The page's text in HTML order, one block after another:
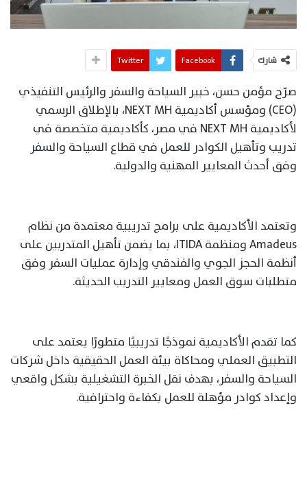
شارك Facebook
Twitter
صرّح مؤمن حسن، خبير السياحة والسفر والرئيس التنفيذي
(CEO) ومؤسس أكاديمية NEXT MH، بالإطلاق الرسمي
لأكاديمية NEXT MH في مصر، كأكاديمية متخصصة في
تدريب وتأهيل الكوادر للعمل في قطاع السياحة والسفر
وفق أحدث المعايير المهنية والدولية.
وتعتمد الأكاديمية على برامج تدريبية معتمدة من نظام
Amadeus ومنظمة ITIDA، بما يضمن تأهيل المتدربين على
أنظمة الحجز الجوي والفندقي وإدارة عمليات السفر وفق
متطلبات سوق العمل ومعايير التدريب الحديثة.
كما تقدم الأكاديمية نموذجًا تدريبيًا متطورًا يعتمد على
التطبيق العملي ومحاكاة بيئة العمل الحقيقية داخل شركات
السياحة والسفر، بهدف نقل الخبرة التشغيلية بشكل واقعي
وإعداد كوادر مؤهلة للعمل بكفاءة واحترافية.